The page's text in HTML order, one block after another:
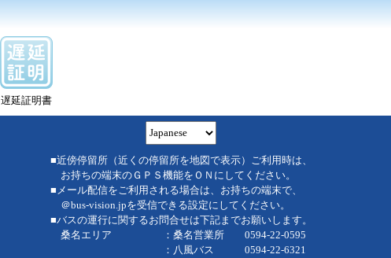
遅延証明書
■近傍停留所（近くの停留所を地図で表示）ご利用時は、
お持ちの端末のＧＰＳ機能をＯＮにしてください。
■メール配信をご利用される場合は、お持ちの端末で、
＠bus-vision.jpを受信できる設定にしてください。
■バスの運行に関するお問合せは下記までお願いします。
桑名エリア ：桑名営業所 0594-22-0595
：八風バス 0594-22-6321